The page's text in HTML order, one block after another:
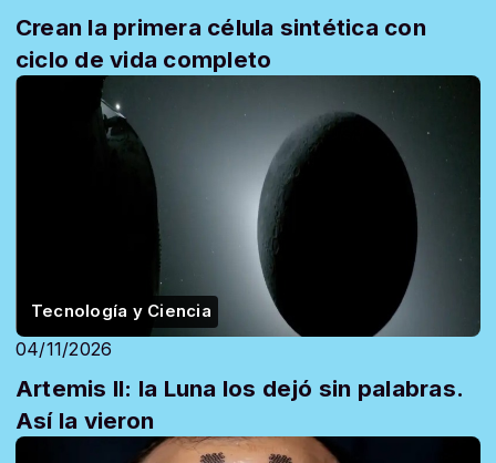
Crean la primera célula sintética con
ciclo de vida completo
Tecnología y Ciencia
04/11/2026
Artemis II: la Luna los dejó sin palabras.
Así la vieron